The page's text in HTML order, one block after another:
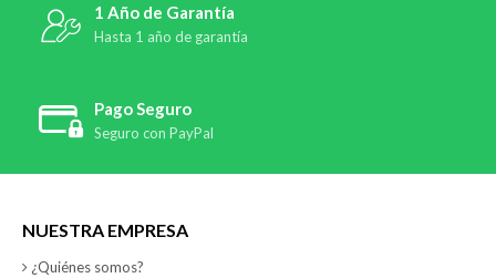
1 Año de Garantía
Hasta 1 año de garantía
Pago Seguro
Seguro con PayPal
NUESTRA EMPRESA
¿Quiénes somos?